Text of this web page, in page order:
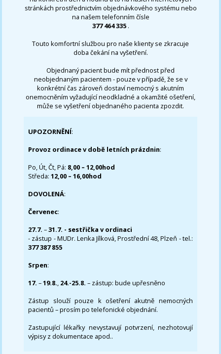
stránkách prostřednictvím objednávkového systému nebo
na našem telefonním čísle
377 464 335 .
Touto komfortní službou pro naše klienty se zkracuje
doba čekání na vyšetření.
Objednaný pacient bude mít přednost před
neobjednaným pacientem - pouze v případě, že se v
konkrétní čas zároveň dostaví nemocný s akutním
onemocněním vyžadující neodkladné a okamžité ošetření,
může se vyšetření objednaného pacienta zpozdit.
UPOZORNĚNÍ:
Provoz ordinace v době letních prázdnin:
Po, Út, Čt, Pá: 8,00 – 12,00hod
Středa:12,00 – 16,00hod
DOVOLENÁ:
Červenec:
27.7.–31.7. - sestřička v ordinaci
- zástup - MUDr. Lenka Jílková, Prostřední 48, Plzeň - tel.:
377 387 855
Srpen:
17. –19.8., 24.-25.8. – zástup: bude upřesněno
Zástup slouží pouze k ošetření akutně nemocných
pacientů – prosím po telefonické objednání.
Zastupující lékařky nevystavují potvrzení, nezhotovují
výpisy z dokumentace apod..